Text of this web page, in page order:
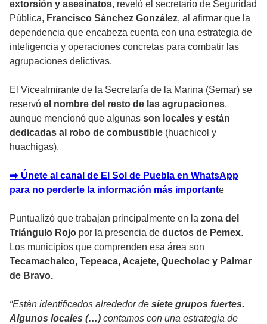
extorsión y asesinatos, reveló el secretario de Seguridad
Pública, Francisco Sánchez González, al afirmar que la
dependencia que encabeza cuenta con una estrategia de
inteligencia y operaciones concretas para combatir las
agrupaciones delictivas.
El Vicealmirante de la Secretaría de la Marina (Semar) se
reservó el nombre del resto de las agrupaciones,
aunque mencionó que algunas son locales y están
dedicadas al robo de combustible (huachicol y
huachigas).
➡️ Únete al canal de El Sol de Puebla en WhatsApp
para no perderte la información más importante
Puntualizó que trabajan principalmente en la zona del
Triángulo Rojo por la presencia de ductos de Pemex.
Los municipios que comprenden esa área son
Tecamachalco, Tepeaca, Acajete, Quecholac y Palmar
de Bravo.
“Están identificados alrededor de siete grupos fuertes.
Algunos locales (…) contamos con una estrategia de